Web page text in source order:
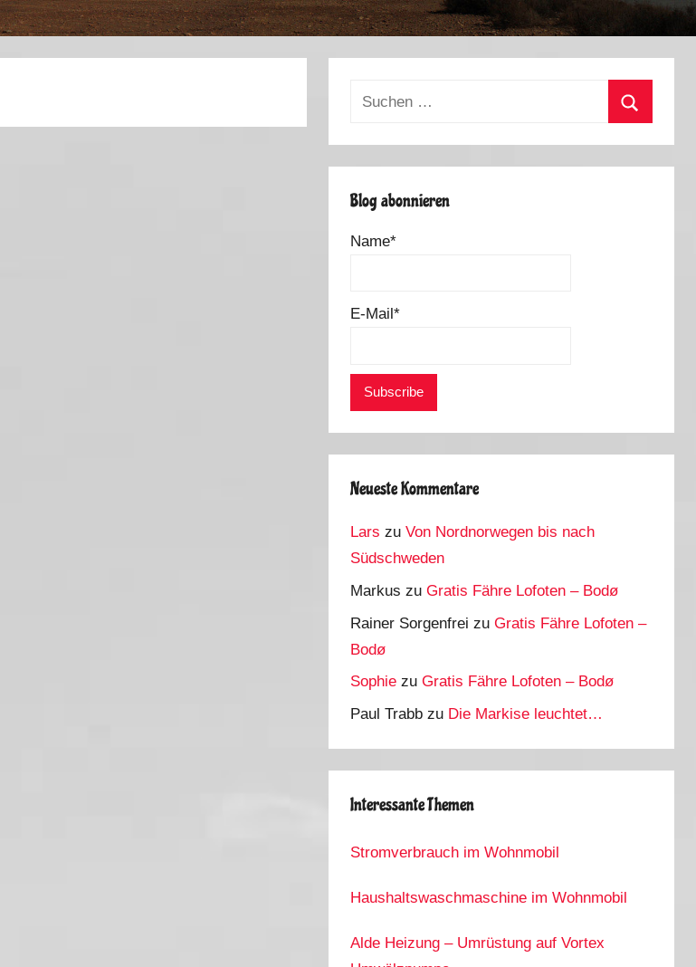
Suchen
Blog abonnieren
Name*
E-Mail*
Neueste Kommentare
Lars zuVon Nordnorwegen bis nach
Südschweden
Markus zuGratis Fähre Lofoten – Bodø
Rainer Sorgenfrei zuGratis Fähre Lofoten –
Bodø
Sophie zuGratis Fähre Lofoten – Bodø
Paul Trabb zu Die Markise leuchtet…
Interessante Themen
Stromverbrauch im Wohnmobil
Haushaltswaschmaschine im Wohnmobil
Alde Heizung – Umrüstung auf Vortex